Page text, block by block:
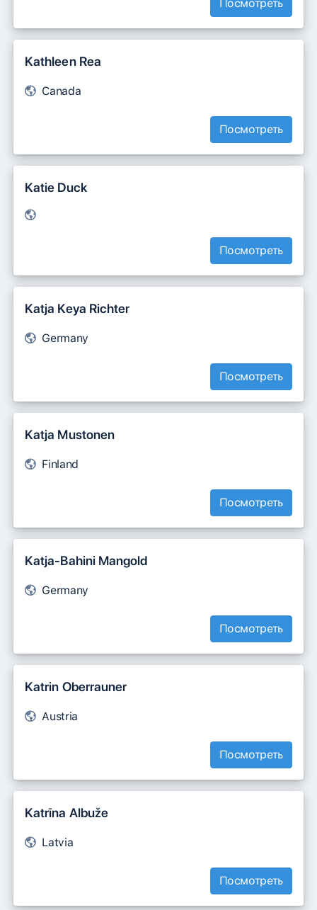
Посмотреть
Kathleen Rea
Canada
Посмотреть
Katie Duck
Посмотреть
Katja Keya Richter
Germany
Посмотреть
Katja Mustonen
Finland
Посмотреть
Katja-Bahini Mangold
Germany
Посмотреть
Katrin Oberrauner
Austria
Посмотреть
Katrīna Albuže
Latvia
Посмотреть